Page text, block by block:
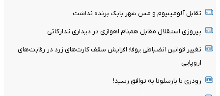
تقابل آلومینیوم و مس شهر بابک برنده نداشت
پیروزی استقلال مقابل هم‌نام اهوازی در دیداری تدارکاتی
تغییر قوانین انضباطی یوفا؛ افزایش سقف کارت‌های زرد در رقابت‌های
اروپایی
رودری با بارسلونا به توافق رسید!